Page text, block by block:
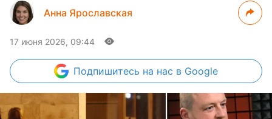
Анна Ярославская
17 июня 2026, 09:44
Подпишитесь на нас в Google